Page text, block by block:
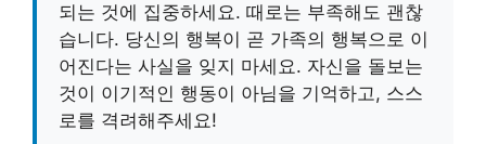
되는 것에 집중하세요. 때로는 부족해도 괜찮
습니다. 당신의 행복이 곧 가족의 행복으로 이
어진다는 사실을 잊지 마세요. 자신을 돌보는
것이 이기적인 행동이 아님을 기억하고, 스스
로를 격려해주세요!